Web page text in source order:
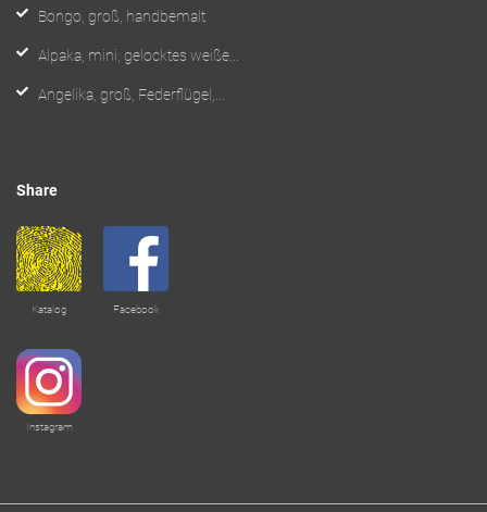
Bongo, groß, handbemalt
Alpaka, mini, gelocktes weiße...
Angelika, groß, Federflügel,...
Share
Katalog Facebook
Instagram